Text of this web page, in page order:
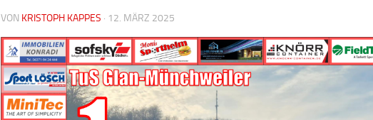
VON KRISTOPH KAPPES · 12. MÄRZ 2025